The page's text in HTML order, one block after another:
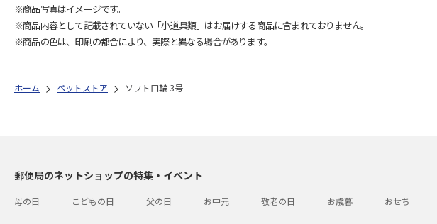
※商品写真はイメージです。
※商品内容として記載されていない「小道具類」はお届けする商品に含まれておりません。
※商品の色は、印刷の都合により、実際と異なる場合があります。
ホーム ペットストア ソフト口輪 3号
郵便局のネットショップの特集・イベント
母の日 こどもの日 父の日 お中元 敬老の日 お歳暮 おせち